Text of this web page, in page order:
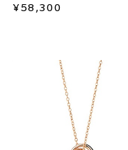
¥58,300